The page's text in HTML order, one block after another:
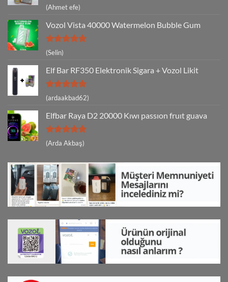
5 üzerinden
5
(Ahmet efe)
Vozol Vista 40000 Watermelon Bubble Gum
5 üzerinden
5
oy aldı
(Selin)
Elf Bar RF350 Elektronik Sigara + Vozol Likit
5 üzerinden
5
(ardaakbad62)
Elfbar Raya D2 20000 Kıwı passıon fruıt guava
5 üzerinden
5
(Arda Akbaş)